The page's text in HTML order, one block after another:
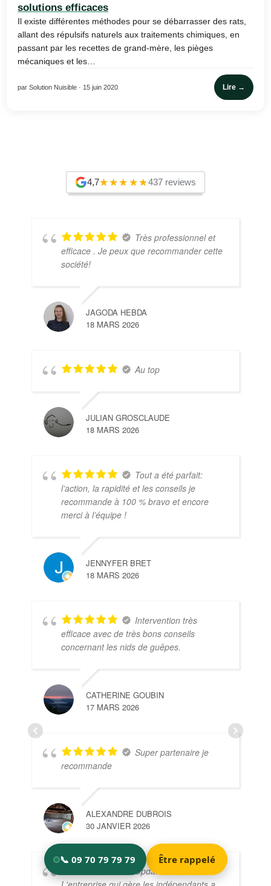
solutions efficaces
Il existe différentes méthodes pour se débarrasser des rats,
allant des répulsifs naturels aux traitements chimiques, en
passant par les recettes de grand-mère, les pièges
mécaniques et les…
par Solution Nuisible · 15 juin 2020 Lire →
4,7 437 reviews
Très professionnel et
efficace . Je peux que recommander cette
société!
JAGODA HEBDA
18 MARS 2026
Au top
JULIAN GROSCLAUDE
18 MARS 2026
Tout a été parfait:
l’action, la rapidité et les conseils je
recommande à 100 % bravo et encore
merci à l’équipe !
JENNYFER BRET
18 MARS 2026
Intervention très
efficace avec de très bons conseils
concernant les nids de guêpes.
CATHERINE GOUBIN
17 MARS 2026
Super partenaire je
recommande
ALEXANDRE DUBROIS
30 JANVIER 2026
Update: 2* --> 4*